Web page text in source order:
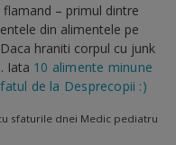
– primul dintre
din alimentele pe
hraniti corpul cu junk
Iata 10 alimente minune
de la Desprecopii :)
sfaturile dnei Medic pediatru